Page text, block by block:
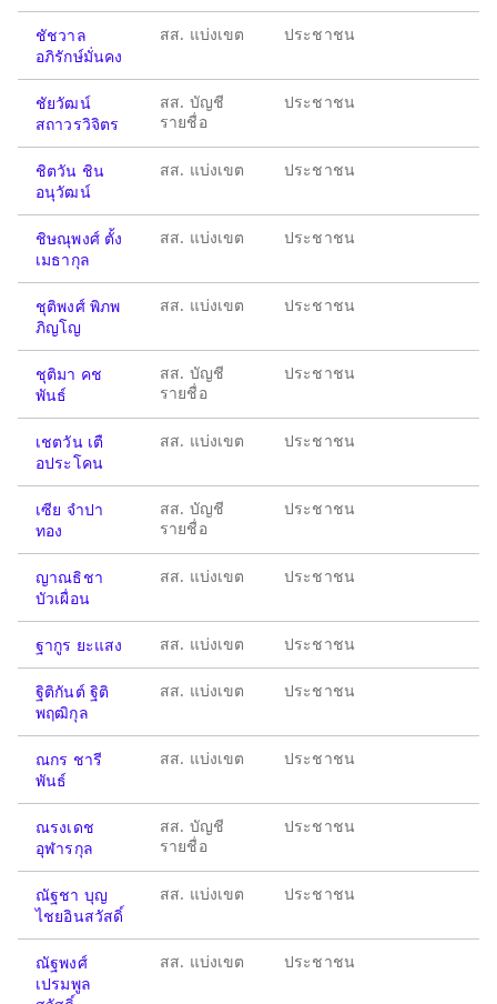
ชัชวาล
อภิรักษ์มั่นคง
สส. แบ่งเขต ประชาชน
ชัยวัฒน์
สถาวรวิจิตร
สส. บัญชี
รายชื่อ
ประชาชน
ชิตวัน ชิน
อนุวัฒน์
สส. แบ่งเขต ประชาชน
ชิษณุพงศ์ ตั้ง
เมธากุล
สส. แบ่งเขต ประชาชน
ชุติพงศ์ พิภพ
ภิญโญ
สส. แบ่งเขต ประชาชน
ชุติมา คช
พันธ์
สส. บัญชี
รายชื่อ
ประชาชน
เชตวัน เตื
อประโคน
สส. แบ่งเขต ประชาชน
เซีย จำปา
ทอง
สส. บัญชี
รายชื่อ
ประชาชน
ญาณธิชา
บัวเผื่อน
สส. แบ่งเขต ประชาชน
ฐากูร ยะแสง สส. แบ่งเขต ประชาชน
ฐิติกันต์ ฐิติ
พฤฒิกุล
สส. แบ่งเขต ประชาชน
ณกร ชารี
พันธ์
สส. แบ่งเขต ประชาชน
ณรงเดช
อุฬารกุล
สส. บัญชี
รายชื่อ
ประชาชน
ณัฐชา บุญ
ไชยอินสวัสดิ์
สส. แบ่งเขต ประชาชน
ณัฐพงศ์
เปรมพูล
สส. แบ่งเขต ประชาชน